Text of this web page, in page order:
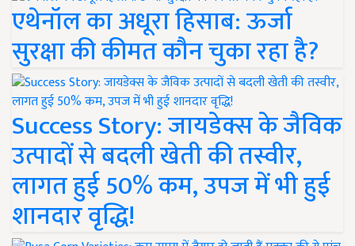
एथेनॉल का अधूरा हिसाब: ऊर्जा
सुरक्षा की कीमत कौन चुका रहा है?
Success Story: जायडेक्स के जैविक
उत्पादों से बदली खेती की तस्वीर,
लागत हुई 50% कम, उपज में भी हुई
शानदार वृद्धि!